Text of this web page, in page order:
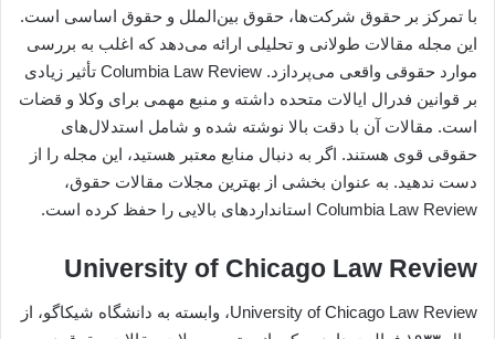
با تمرکز بر حقوق شرکت‌ها، حقوق بین‌الملل و حقوق اساسی است.
این مجله مقالات طولانی و تحلیلی ارائه می‌دهد که اغلب به بررسی
موارد حقوقی واقعی می‌پردازد. Columbia Law Review تأثیر زیادی
بر قوانین فدرال ایالات متحده داشته و منبع مهمی برای وکلا و قضات
است. مقالات آن با دقت بالا نوشته شده و شامل استدلال‌های
حقوقی قوی هستند. اگر به دنبال منابع معتبر هستید، این مجله را از
دست ندهید. به عنوان بخشی از بهترین مجلات مقالات حقوق،
Columbia Law Review استانداردهای بالایی را حفظ کرده است.
University of Chicago Law Review
University of Chicago Law Review، وابسته به دانشگاه شیکاگو، از